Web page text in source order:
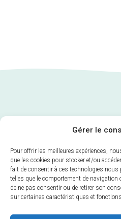
Gérer le
Pour offrir les meilleures expériences,
que les cookies pour stocker et/ou
fait de consentir à ces technologies nous
telles que le comportement de
de ne pas consentir ou de retirer son
sur certaines caractéristiques et
Mairie de Veuzain-sur-
6 Rue Gustave Marc